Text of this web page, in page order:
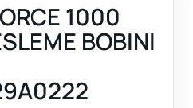
1000
BOBINI